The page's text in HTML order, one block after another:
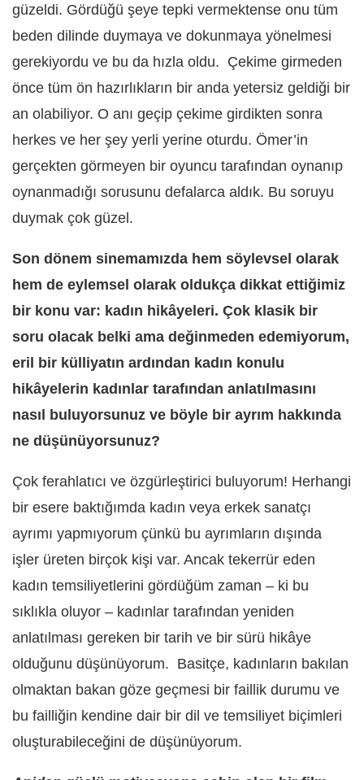
güzeldi. Gördüğü şeye tepki vermektense onu tüm
beden dilinde duymaya ve dokunmaya yönelmesi
gerekiyordu ve bu da hızla oldu. Çekime girmeden
önce tüm ön hazırlıkların bir anda yetersiz geldiği bir
an olabiliyor. O anı geçip çekime girdikten sonra
herkes ve her şey yerli yerine oturdu. Ömer’in
gerçekten görmeyen bir oyuncu tarafından oynanıp
oynanmadığı sorusunu defalarca aldık. Bu soruyu
duymak çok güzel.
Son dönem sinemamızda hem söylevsel olarak
hem de eylemsel olarak oldukça dikkat ettiğimiz
bir konu var: kadın hikâyeleri. Çok klasik bir
soru olacak belki ama değinmeden edemiyorum,
eril bir külliyatın ardından kadın konulu
hikâyelerin kadınlar tarafından anlatılmasını
nasıl buluyorsunuz ve böyle bir ayrım hakkında
ne düşünüyorsunuz?
Çok ferahlatıcı ve özgürleştirici buluyorum! Herhangi
bir esere baktığımda kadın veya erkek sanatçı
ayrımı yapmıyorum çünkü bu ayrımların dışında
işler üreten birçok kişi var. Ancak tekerrür eden
kadın temsiliyetlerini gördüğüm zaman – ki bu
sıklıkla oluyor – kadınlar tarafından yeniden
anlatılması gereken bir tarih ve bir sürü hikâye
olduğunu düşünüyorum. Basitçe, kadınların bakılan
olmaktan bakan göze geçmesi bir faillik durumu ve
bu failliğin kendine dair bir dil ve temsiliyet biçimleri
oluşturabileceğini de düşünüyorum.